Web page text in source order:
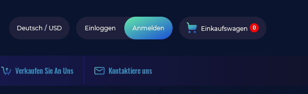
Deutsch / USD Einloggen Anmelden Einkaufswagen 0
Verkaufen Sie An Uns Kontaktiere uns